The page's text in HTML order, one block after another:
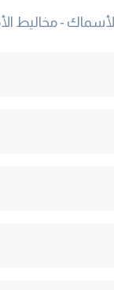
- مخاليط